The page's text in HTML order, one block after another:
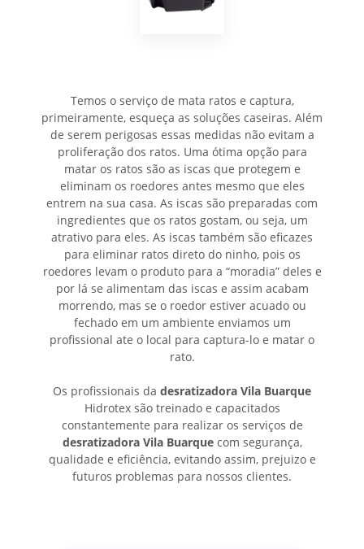
Temos o serviço de mata ratos e captura,
primeiramente, esqueça as soluções caseiras. Além
de serem perigosas essas medidas não evitam a
proliferação dos ratos. Uma ótima opção para
matar os ratos são as iscas que protegem e
eliminam os roedores antes mesmo que eles
entrem na sua casa. As iscas são preparadas com
ingredientes que os ratos gostam, ou seja, um
atrativo para eles. As iscas também são eficazes
para eliminar ratos direto do ninho, pois os
roedores levam o produto para a “moradia” deles e
por lá se alimentam das iscas e assim acabam
morrendo, mas se o roedor estiver acuado ou
fechado em um ambiente enviamos um
profissional ate o local para captura-lo e matar o
rato.
Os profissionais da desratizadora Vila Buarque
Hidrotex são treinado e capacitados
constantemente para realizar os serviços de
desratizadora Vila Buarque com segurança,
qualidade e eficiência, evitando assim, prejuizo e
futuros problemas para nossos clientes.